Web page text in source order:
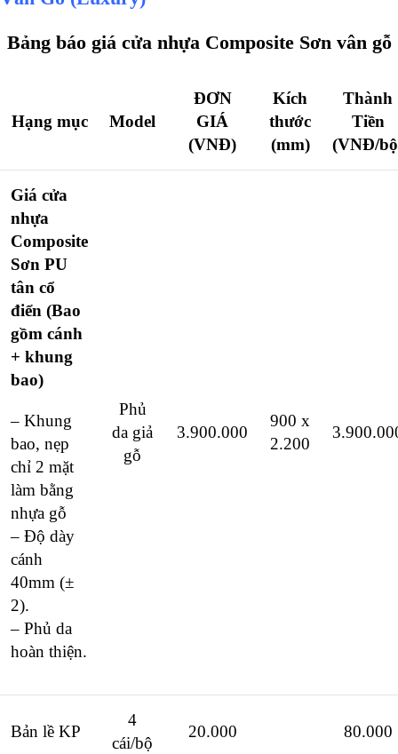
Bảng báo giá cửa nhựa Composite Sơn vân gỗ
Hạng mục Model
ĐƠN
GIÁ
(VNĐ)
Kích
thước
(mm)
Thành
Tiền
(VNĐ/
Giá cửa
nhựa
Composite
Sơn PU
tân cổ
điển (Bao
gồm cánh
+ khung
bao)
– Khung
bao, nẹp
chỉ 2 mặt
làm bằng
nhựa gỗ
– Độ dày
cánh
40mm (±
2).
– Phủ da
hoàn thiện.
Phủ
da giả
gỗ
3.900.000
900 x
2.200
Bản lề KP
4
cái/bộ
20.000 80.000